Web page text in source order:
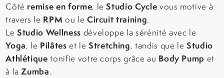
Côté remise en forme, leStudio Cycle vous motive à
travers le RPM ou le Circuit training.
LeStudio Wellness développe la sérénité avec le
Yoga, le Pilâtes et leStretching, tandis que leStudio
Athlétique tonifie votre corps grâce au Body Pump et
à laZumba.